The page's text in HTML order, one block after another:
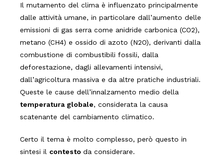
Il mutamento del clima è influenzato principalmente
dalle attività umane, in particolare dall’aumento delle
emissioni di gas serra come anidride carbonica (CO2),
metano (CH4) e ossido di azoto (N2O), derivanti dalla
combustione di combustibili fossili, dalla
deforestazione, dagli allevamenti intensivi,
dall’agricoltura massiva e da altre pratiche industriali.
Queste le cause dell’innalzamento medio della
temperatura globale, considerata la causa
scatenante del cambiamento climatico.
Certo il tema è molto complesso, però questo in
sintesi il contesto da considerare.